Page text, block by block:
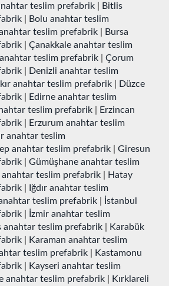
teslim prefabrik
Bitlis
Bolu anahtar teslim
teslim prefabrik
Bursa
Çanakkale anahtar teslim
anahtar teslim prefabrik
Çorum
Denizli anahtar teslim
anahtar teslim prefabrik
Düzce
Edirne anahtar teslim
teslim prefabrik
Erzincan
Erzurum anahtar teslim
anahtar teslim
anahtar teslim prefabrik
Giresun
Gümüşhane anahtar teslim
anahtar teslim prefabrik
Hatay
Iğdır anahtar teslim
teslim prefabrik
İstanbul
İzmir anahtar teslim
anahtar teslim prefabrik
Karabük
Karaman anahtar teslim
teslim prefabrik
Kastamonu
Kayseri anahtar teslim
anahtar teslim prefabrik
Kırklareli